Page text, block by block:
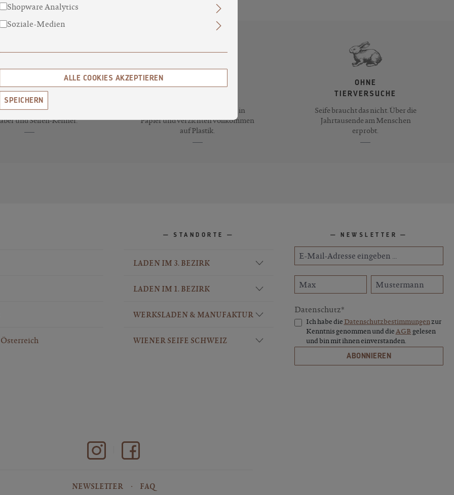
SORTEN
Kreationen für Seifen-
und Seifen-Kenner.
Wir verpacken unsere Seife in
Papier und verzichten vollkommen
auf Plastik.
OHNE
TIERVERSUCHE
Seife braucht das nicht. Über die
Jahrtausende am Menschen
erprobt.
STANDORTE
LADEN IM 3. BEZIRK
LADEN IM 1. BEZIRK
WERKSLADEN & MANUFAKTUR
WIENER SEIFE SCHWEIZ
NEWSLETTER
Datenschutz*
Ich habe die Datenschutzbestimmungenzur
Kenntnis genommen und dieAGB gelesen
und bin mit ihnen einverstanden.
ABONNIEREN
NEWSLETTER FAQ
Shopware Analytics
Soziale-Medien
ALLE COOKIES AKZEPTIEREN
SPEICHERN